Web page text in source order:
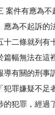
案件有應為不
應為不起訴的
十二條就列有
幅無法在這
導有關的刑事
犯罪嫌疑不足
犯罪，經過